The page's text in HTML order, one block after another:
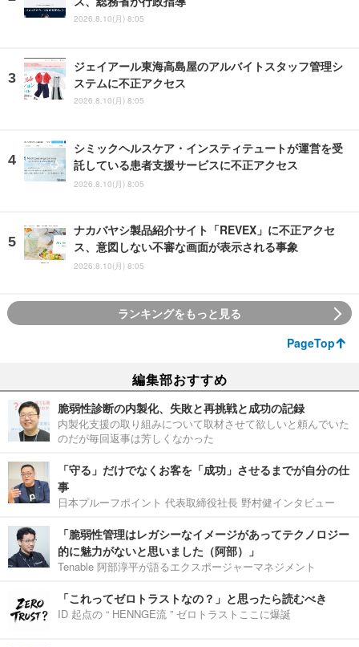
2026.8.10(月) 8:05
ジェイアール東海高島屋のアルバイトスタッフ管理シ
ステムに不正アクセス
2026.8.10(月) 8:05
シミックヘルスケア・インスティテュートが運営を受
託している患者支援サービスに不正アクセス
2026.8.10(月) 8:05
ナカバヤシ製品紹介サイト「REVEX」に不正アクセ
ス、意図しない不審な画面が表示される事象
2026.8.10(月) 8:05
ランキングをもっと見る
PageTop
編集部おすすめ
脆弱性診断の内製化、失敗と再挑戦と成功の記録
内製化支援の取り組みについて取材させて欲しいと頼んでいた
のだが毎回返事は芳しくなかった
「守る」だけでなくお客を「成功」させるまでが自分の仕
事
日本プルーフポイント 代表取締役社長 野村健インタビュー
「脆弱性管理はレガシーなイメージがあってテクノロジー
的に魅力がないと思いました（阿部）」
Tenable 阿部淳平が語るエクスポージャーマネジメント
「これってゼロトラストなの？」と思ったら読むべき
ID 起点の “ HENNGE流 ” ゼロトラストここに爆誕